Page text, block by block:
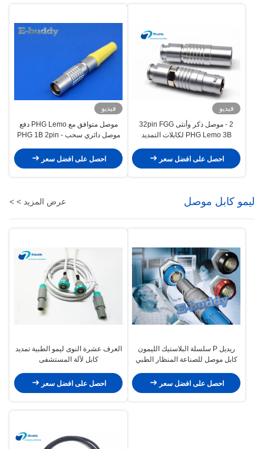
فيديو
2 - موصل ذكر وأنثى 32pin FGG
PHG Lemo 3B لكابلات التمديد
احصل على افضل سعر
فيديو
موصل متوافق مع PHG Lemo دفع
موصل دائري سحب PHG 1B 2pin -
احصل على افضل سعر
ليمو كابل موصل عرض المزيد > >
ريديل P سلسلة البلاستيك الليمون
كابل موصل للصناعة المنظار الطبي
احصل على افضل سعر
العرف عشرة النوى ليمو الطبية تمديد
كابل لآلة المستشفى
احصل على افضل سعر